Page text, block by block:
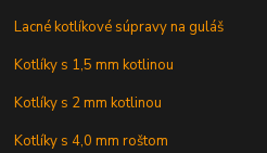
Lacné kotlíkové súpravy na guláš
Kotlíky s 1,5 mm kotlinou
Kotlíky s 2 mm kotlinou
Kotlíky s 4,0 mm roštom